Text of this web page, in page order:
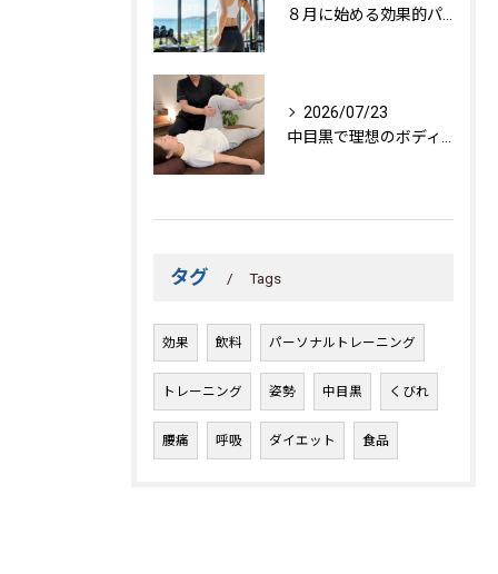
2026/07/23
タグ Tags
効果 飲料 パーソナルトレーニング
トレーニング 姿勢 中目黒 くびれ
腰痛 呼吸 ダイエット 食品